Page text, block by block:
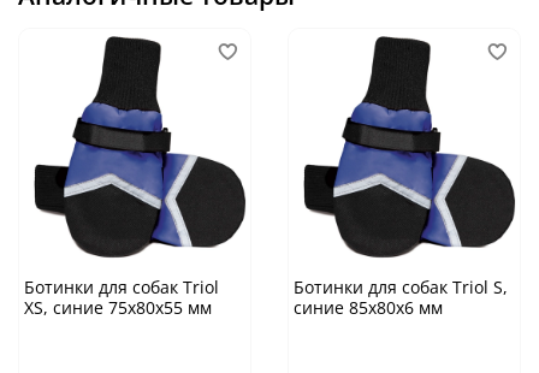
Ботинки для собак Triol
XS, синие 75х80х55 мм
Ботинки для собак Triol S,
синие 85х80х6 мм